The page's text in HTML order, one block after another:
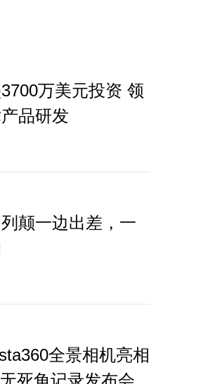
万美元投资 领
品研发
颠一边出差，一
全景相机亮相
死角记录发布会